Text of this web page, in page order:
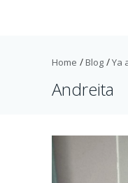
Home Blog Ya
Andreita